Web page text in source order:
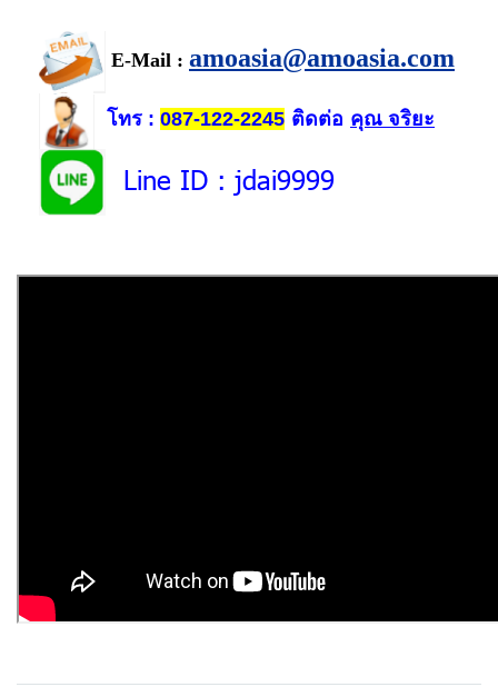
E-Mail : amoasia@amoasia.com
โทร : 087-122-2245 ติดต่อ คุณ จริยะ
Line ID : jdai9999